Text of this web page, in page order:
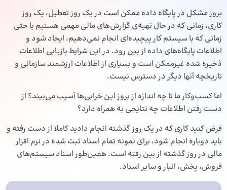
بروز مشکل در پایگاه داده ممکن است در یک روز تعطیل، یک روز
کاری، زمانی که در حال تهیه‌ی گزارش‌های مالی مهمی هستیم یا حتی
زمانی که با سیستم کار پیچیده‌ای انجام نمی‌دهیم، ایجاد شود و
اطلاعات پایگاه‌های داده از بین رود. در این شرایط بازیابی اطلاعات
ذخیره شده غیرممکن است و بسیاری از اطلاعات ارزشمند سازمانی و
تاریخچه آنها دیگر در دسترس نیست.
اما کسب‌وکار ما تا چه اندازه از بروز این خرابی‌ها آسیب می‌بیند؟ از
دست رفتن اطلاعات چه نتایجی به همراه دارد؟
فرض کنید کاری که در یک روز گذشته انجام دادید کاملا از دست رفته و
باید دوباره انجام شود، برای نمونه تمام اسناد ثبت ‌شده در نرم افزار
مالی در روز گذشته از بین رفته است. همین‌طور اسناد سیستم‌های
فروش، پخش، انبار و سایر اسناد.